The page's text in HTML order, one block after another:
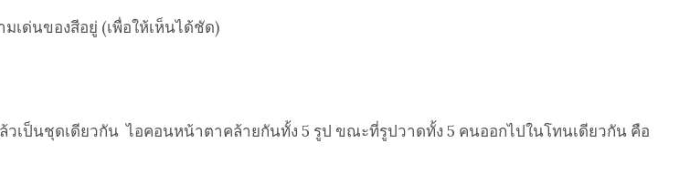
เด่นของสีอยู่ (เพื่อให้เห็นได้ชัด)
เป็นชุดเดียวกัน ไอคอนหน้าตาคล้ายกันทั้ง 5 รูป ขณะที่รูปวาดทั้ง 5 คนออกไปในโทนเดียวกัน คือ